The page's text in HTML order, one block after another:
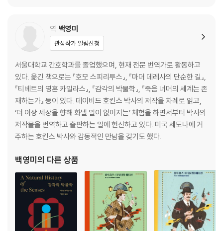
역 백영미
관심작가 알림신청
서울대학교 간호학과를 졸업했으며, 현재 전문 번역가로 활동하고
있다. 옮긴 책으로는 『호모 스피리투스』, 『마더 데레사의 단순한 길』,
『티베트의 영혼 카일라스』, 『감각의 박물학』, 『죽음 너머의 세계는 존
재하는가』 등이 있다. 데이비드 호킨스 박사의 저작을 차례로 읽고,
‘더 이상 세상을 향해 화낼 일이 없어지는’ 체험을 하면서부터 박사의
저작물을 번역하고 출판하는 일에 헌신하고 있다. 미국 세도나에 거
주하는 호킨스 박사와 감동적인 만남을 갖기도 했다.
백영미의 다른 상품